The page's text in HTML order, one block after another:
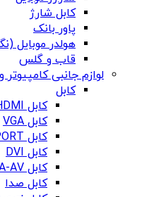
کابل شارژ
پاور بانک
هولدر موبایل
قاب و گلس
لوازم جانبی
کابل
کابل HDMI
کابل VGA
کابل DISPLAY PORT
کابل DVI
کابل RCA-AV
کابل صدا